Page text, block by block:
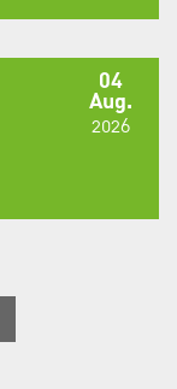
04
Aug.
2026